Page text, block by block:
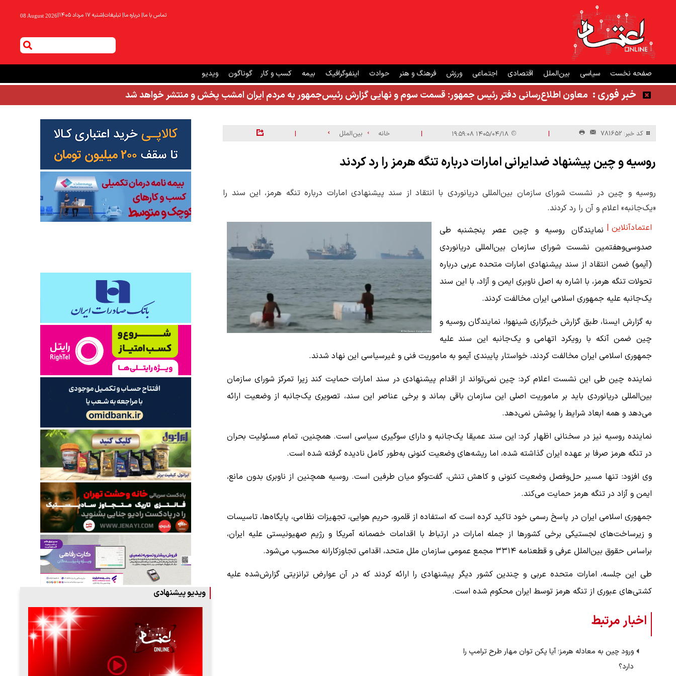
تماس با ما| درباره ما| تبلیغات|شنبه ۱۷ مرداد ۱۴۰۵ |
08 August 2026
صفحه نخست سیاسی بین‌الملل اقتصادی اجتماعی ورزش فرهنگ و هنر حوادث اینفوگرافیک بیمه کسب و کار گوناگون ویدیو
خبر فوری : معاون اطلاع‌رسانی دفتر رئیس جمهور: قسمت سوم و نهایی گزارش رئیس‌جمهور به مردم ایران امشب پخش و منتشر خواهد شد
کد خبر: 781652 |
| خانه بین‌الملل |
روسیه و چین پیشنهاد ضدایرانی امارات درباره تنگه هرمز را رد کردند
روسیه و چین در نشست شورای سازمان بین‌المللی دریانوردی با انتقاد از سند پیشنهادی امارات درباره تنگه هرمز، این سند را
«یک‌جانبه» اعلام و آن را رد کردند.
اعتمادآنلاین | نمایندگان روسیه و چین عصر پنجشنبه طی
صدوسی‌وهفتمین نشست شورای سازمان بین‌المللی دریانوردی
(آیمو) ضمن انتقاد از سند پیشنهادی امارات متحده عربی درباره
تحولات تنگه هرمز، با اشاره به اصل ناوبری ایمن و آزاد، با این سند
یک‌جانبه علیه جمهوری اسلامی ایران مخالفت کردند.
به گزارش ایسنا، طبق گزارش خبرگزاری شینهوا، نمایندگان روسیه و
چین ضمن آنکه با رویکرد اتهامی و یک‌جانبه این سند علیه
جمهوری اسلامی ایران مخالفت کردند، خواستار پایبندی آیمو به ماموریت فنی و غیرسیاسی این نهاد شدند.
نماینده چین طی این نشست اعلام کرد: چین نمی‌تواند از اقدام پیشنهادی در سند امارات حمایت کند زیرا تمرکز شورای سازمان
بین‌المللی دریانوردی باید بر ماموریت اصلی این سازمان باقی بماند و برخی عناصر این سند، تصویری یک‌جانبه از وضعیت ارائه
می‌دهد و همه ابعاد شرایط را پوشش نمی‌دهد.
نماینده روسیه نیز در سخنانی اظهار کرد: این سند عمیقا یک‌جانبه و دارای سوگیری سیاسی است. همچنین، تمام مسئولیت بحران
در تنگه هرمز صرفا بر عهده ایران گذاشته شده، اما ریشه‌های وضعیت کنونی به‌طور کامل نادیده گرفته شده است.
وی افزود: تنها مسیر حل‌وفصل وضعیت کنونی و کاهش تنش، گفت‌وگو میان طرفین است. روسیه همچنین از ناوبری بدون مانع،
ایمن و آزاد در تنگه هرمز حمایت می‌کند.
جمهوری اسلامی ایران در پاسخ رسمی خود تاکید کرده است که استفاده از قلمرو، حریم هوایی، تجهیزات نظامی، پایگاه‌ها، تاسیسات
و زیرساخت‌های لجستیکی برخی کشورها از جمله امارات در ارتباط با اقدامات خصمانه آمریکا و رژیم صهیونیستی علیه ایران،
براساس حقوق بین‌الملل عرفی و قطعنامه ۳۳۱۴ مجمع عمومی سازمان ملل متحد، اقدامی تجاوزکارانه محسوب می‌شود.
طی این جلسه، امارات متحده عربی و چندین کشور دیگر پیشنهادی را ارائه کردند که در آن عوارض ترانزیتی گزارش‌شده علیه
کشتی‌های عبوری از تنگه هرمز توسط ایران محکوم شده است.
اخبار مرتبط
ورود چین به معادله هرمز؛ آیا پکن توان مهار طرح ترامپ را
دارد؟
ویدیو پیشنهادی